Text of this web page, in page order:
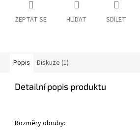
ZEPTAT SE HLÍDAT SDÍLET
Popis Diskuze (1)
Detailní popis produktu
Rozměry obruby: